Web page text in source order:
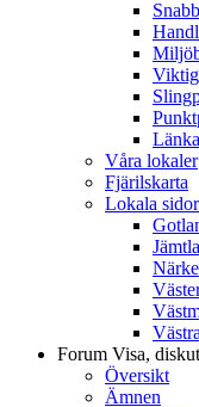
Våra lokaler
Fjärilskarta
Lokala sidor
Närke
Forum Visa,
Översikt
Ämnen